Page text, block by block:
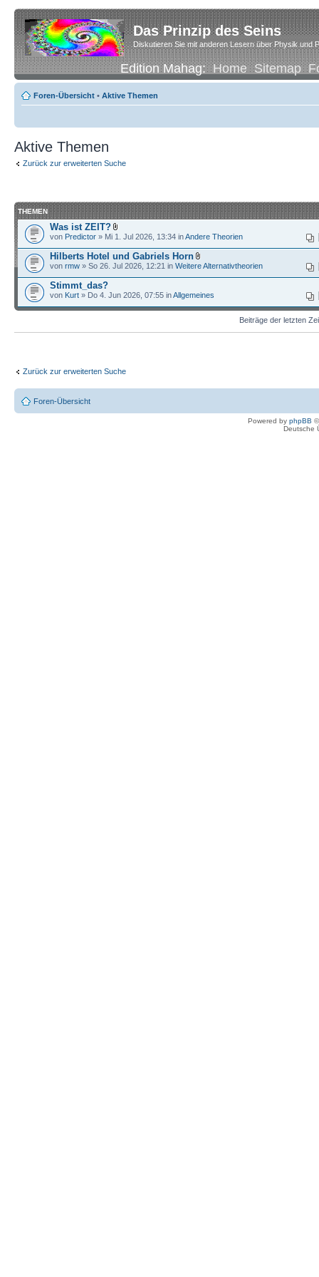
Das Prinzip des Seins
Diskutieren Sie mit anderen Lesern über Physik und
Edition Mahag:Home Sitemap
Foren-Übersicht • Aktive Themen
Aktive Themen
Zurück zur erweiterten Suche
THEMEN
Was ist ZEIT?
von Predictor » Mi 1. Jul 2026, 13:34 inAndere Theorien
Hilberts Hotel und Gabriels Horn
von rmw » So 26. Jul 2026, 12:21 in Weitere Alternativtheorien
Stimmt_das?
von Kurt » Do 4. Jun 2026, 07:55 inAllgemeines
Beiträge der letzten
Zurück zur erweiterten Suche
Foren-Übersicht
Powered by phpBB
Deutsche